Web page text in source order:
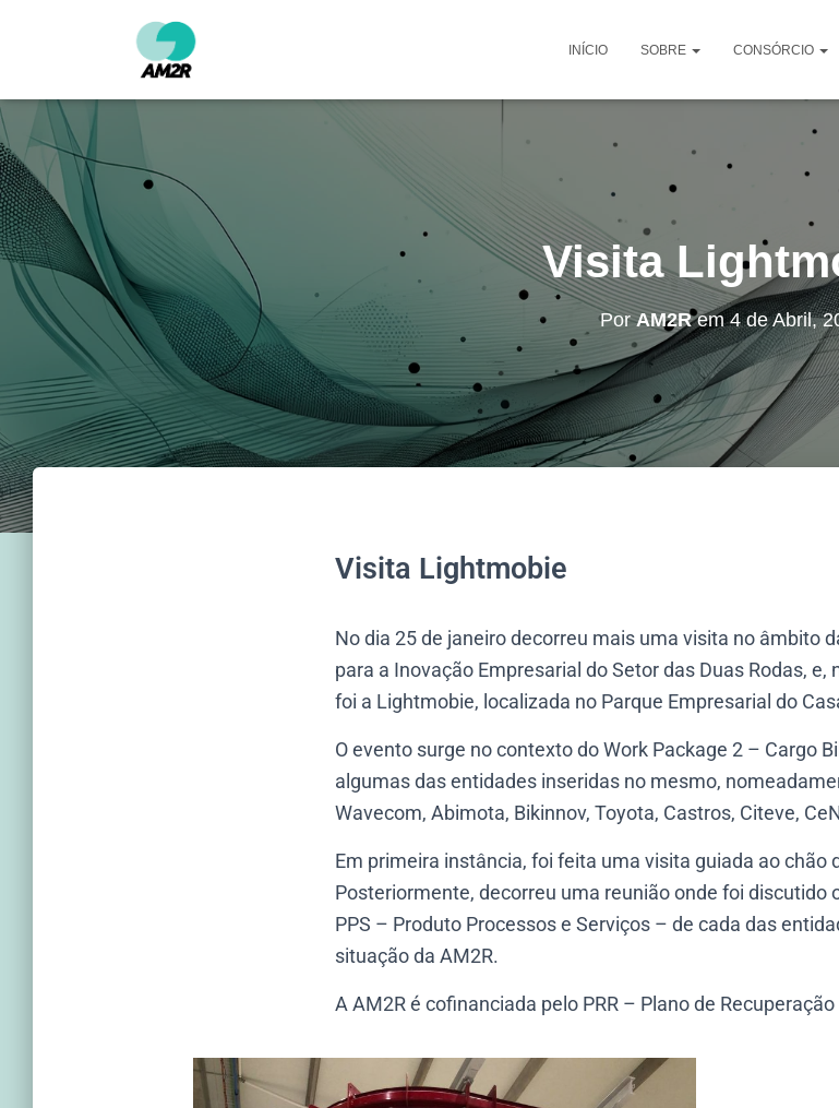
INÍCIO SOBRE CONSÓRCIO
Visita
PorAM2Rem4 de Abril,
Visita Lightmobie
No dia 25 de janeiro decorreu mais uma visita no âmbito
para a Inovação Empresarial do Setor das Duas Rodas,
foi a Lightmobie, localizada no Parque Empresarial do
O evento surge no contexto do Work Package 2 – Cargo
algumas das entidades inseridas no mesmo,
Wavecom, Abimota, Bikinnov, Toyota, Castros, Citeve,
Em primeira instância, foi feita uma visita guiada ao chão
Posteriormente, decorreu uma reunião onde foi discutido
PPS – Produto Processos e Serviços – de cada das
situação da AM2R.
A AM2R é cofinanciada pelo PRR – Plano de Recuperação